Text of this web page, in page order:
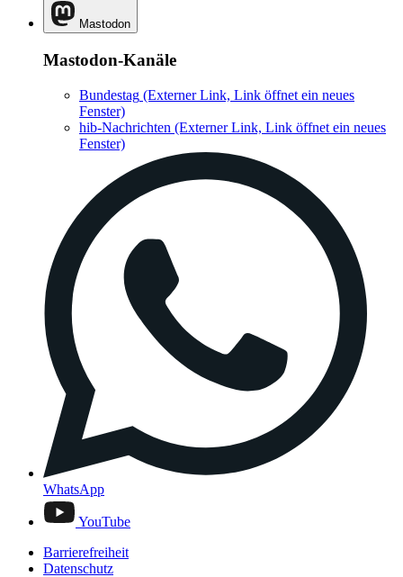
Mastodon
Mastodon-Kanäle
Bundestag (Externer Link, Link öffnet ein neues
Fenster)
hib-Nachrichten (Externer Link, Link öffnet ein neues
Fenster)
WhatsApp
YouTube
Barrierefreiheit
Datenschutz